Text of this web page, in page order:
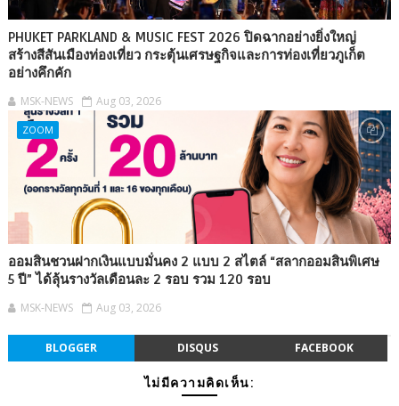
PHUKET PARKLAND & MUSIC FEST 2026 ปิดฉากอย่างยิ่งใหญ่
สร้างสีสันเมืองท่องเที่ยว กระตุ้นเศรษฐกิจและการท่องเที่ยวภูเก็ต
อย่างคึกคัก
MSK-NEWS Aug 03, 2026
ZOOM
ออมสินชวนฝากเงินแบบมั่นคง 2 แบบ 2 สไตล์ “สลากออมสินพิเศษ
5 ปี” ได้ลุ้นรางวัลเดือนละ 2 รอบ รวม 120 รอบ
MSK-NEWS Aug 03, 2026
BLOGGER DISQUS FACEBOOK
ไม่มีความคิดเห็น: